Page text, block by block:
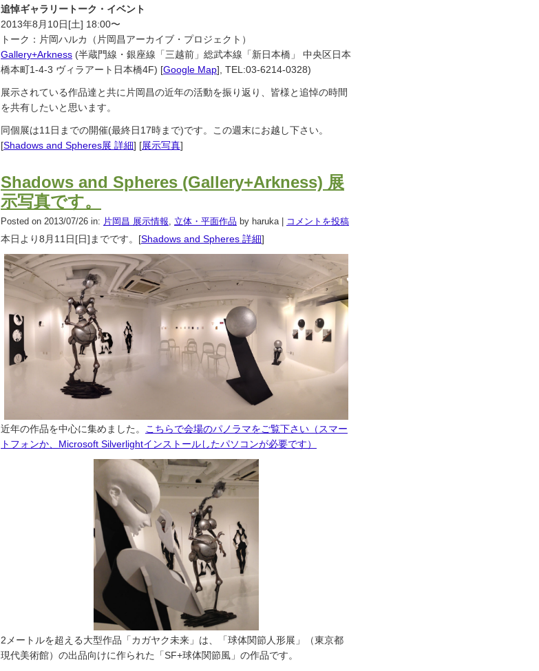
追悼ギャラリートーク・イベント
2013年8月10日[土] 18:00〜
トーク：片岡ハルカ（片岡昌アーカイブ・プロジェクト）
Gallery+Arkness (半蔵門線・銀座線「三越前」総武本線「新日本橋」 中央区日本
橋本町1-4-3 ヴィラアート日本橋4F) [Google Map], TEL:03-6214-0328)
展示されている作品達と共に片岡昌の近年の活動を振り返り、皆様と追悼の時間
を共有したいと思います。
同個展は11日までの開催(最終日17時まで)です。この週末にお越し下さい。
[Shadows and Spheres展 詳細] [展示写真]
Shadows and Spheres (Gallery+Arkness) 展
示写真です。
Posted on 2013/07/26 in: 片岡昌 展示情報, 立体・平面作品 by haruka コメントを投稿
本日より8月11日[日]までです。[Shadows and Spheres 詳細]
近年の作品を中心に集めました。 こちらで会場のパノラマをご覧下さい（スマー
トフォンか、Microsoft Silverlightインストールしたパソコンが必要です）
2メートルを超える大型作品「カガヤク未来」は、「球体関節人形展」（東京都
現代美術館）の出品向けに作られた「SF+球体関節風」の作品です。